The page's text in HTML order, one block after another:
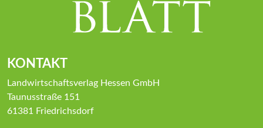
KONTAKT
Landwirtschaftsverlag Hessen GmbH
Taunusstraße 151
61381 Friedrichsdorf